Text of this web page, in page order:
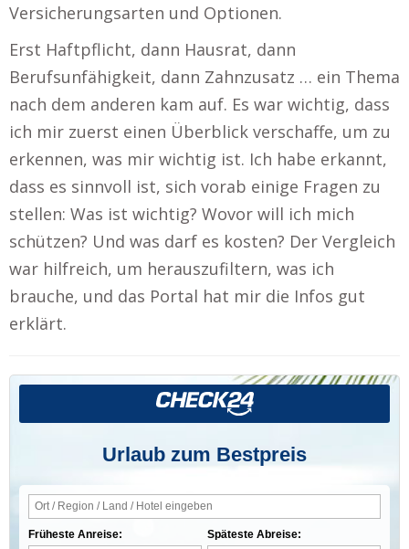
Versicherungsarten und Optionen.
Erst Haftpflicht, dann Hausrat, dann
Berufsunfähigkeit, dann Zahnzusatz … ein Thema
nach dem anderen kam auf. Es war wichtig, dass
ich mir zuerst einen Überblick verschaffe, um zu
erkennen, was mir wichtig ist. Ich habe erkannt,
dass es sinnvoll ist, sich vorab einige Fragen zu
stellen: Was ist wichtig? Wovor will ich mich
schützen? Und was darf es kosten? Der Vergleich
war hilfreich, um herauszufiltern, was ich
brauche, und das Portal hat mir die Infos gut
erklärt.
Urlaub zum Bestpreis
Früheste Anreise: Späteste Abreise: